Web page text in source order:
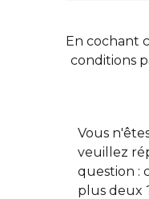
En cochant
conditions
Vous
veuillez
question :
plus deux